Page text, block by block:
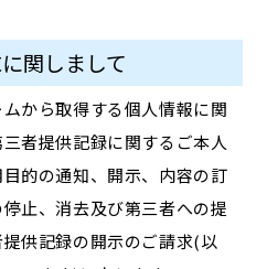
関しまして
から取得する個人情報に関
者提供記録に関するご本人
的の通知、開示、内容の訂
止、消去及び第三者への提
供記録の開示のご請求(以